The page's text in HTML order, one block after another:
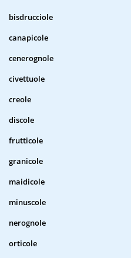
bisdrucciole
canapicole
cenerognole
civettuole
creole
discole
frutticole
granicole
maidicole
minuscole
nerognole
orticole